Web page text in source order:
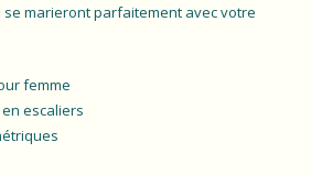
marieront parfaitement avec votre
femme
escaliers